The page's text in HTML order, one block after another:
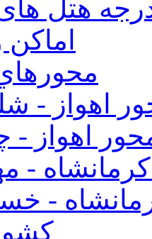
هتل
اهواز -
اهواز -
-
-